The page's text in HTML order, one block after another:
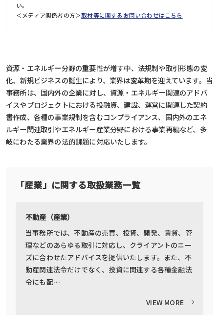
い。
＜メディア関係者の方＞取材等に関するお問い合わせはこちら
資源・エネルギー分野の重要性が増す中、法規制や取引形態の変
化、新規ビジネスの誕生により、業界は変革期を迎えています。当
事務所は、国内外の企業に対し、資源・エネルギー関連のアドバ
イスやプロジェクトにおける投融資、建設、運営に関連した契約
書作成、各種の事業規制を含むコンプライアンス、国内外のエネ
ルギー関連取引やエネルギー産業分野における事業再編など、多
岐にわたる業界の法的課題に対応いたします。
「産業」に関する取扱業務一覧
不動産（産業）
当事務所では、不動産の売買、投資、開発、賃貸、管
理などのあらゆる取引に対応し、クライアントのニー
ズに合わせたアドバイスを提供いたします。また、不
動産関連法令だけでなく、投資に関連する各種金融法
令にも配…
VIEW MORE